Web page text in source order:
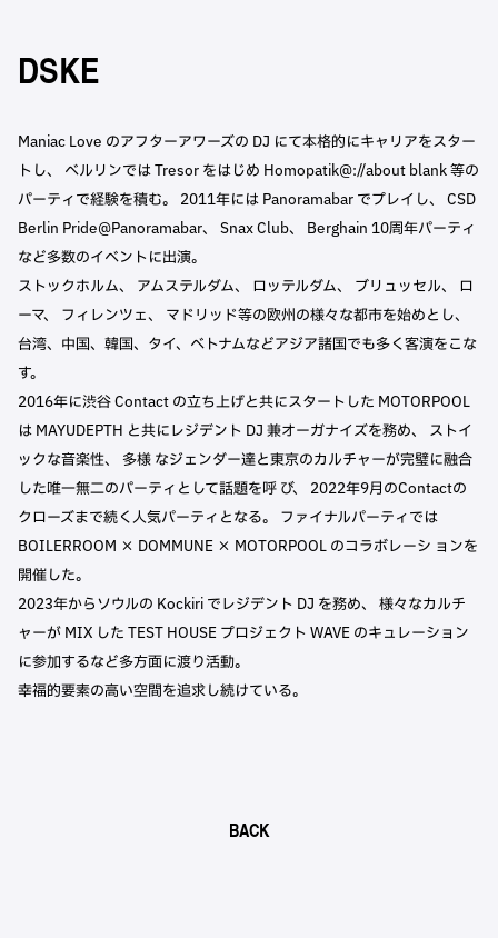
DSKE
Maniac Love のアフターアワーズの DJ にて本格的にキャリアをスター
トし、 ベルリンでは Tresor をはじめ Homopatik@://about blank 等の
パーティで経験を積む。 2011年には Panoramabar でプレイし、 CSD
Berlin Pride@Panoramabar、 Snax Club、 Berghain 10周年パーティ
など多数のイベントに出演。
ストックホルム、 アムステルダム、 ロッテルダム、 ブリュッセル、 ロ
ーマ、 フィレンツェ、 マドリッド等の欧州の様々な都市を始めとし、
台湾、中国、韓国、タイ、ベトナムなどアジア諸国でも多く客演をこな
す。
2016年に渋谷 Contact の立ち上げと共にスタートした MOTORPOOL
は MAYUDEPTH と共にレジデント DJ 兼オーガナイズを務め、 ストイ
ックな音楽性、 多様 なジェンダー達と東京のカルチャーが完璧に融合
した唯一無二のパーティとして話題を呼 び、 2022年9月のContactの
クローズまで続く人気パーティとなる。 ファイナルパーティでは
BOILERROOM × DOMMUNE × MOTORPOOL のコラボレーシ ョンを
開催した。
2023年からソウルの Kockiri でレジデント DJ を務め、 様々なカルチ
ャーが MIX した TEST HOUSE プロジェクト WAVE のキュレーション
に参加するなど多方面に渡り活動。
幸福的要素の高い空間を追求し続けている。
BACK